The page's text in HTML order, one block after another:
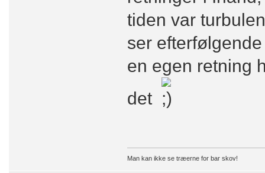
tiden var
ser
en egen retning
det
Man kan ikke se træerne for bar skov!